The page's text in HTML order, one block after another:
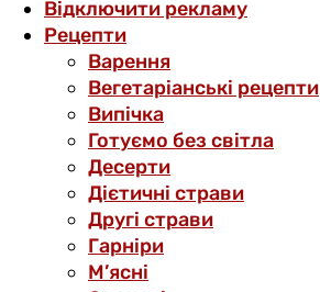
Відключити рекламу
Рецепти
Варення
Вегетаріанські рецепти
Випічка
Готуємо без світла
Десерти
Дієтичні страви
Другі страви
Гарніри
М’ясні